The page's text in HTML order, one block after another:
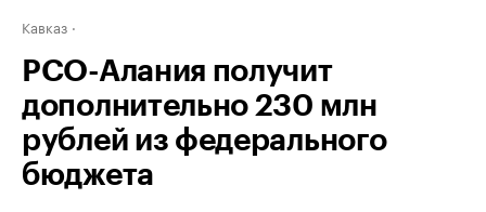
Кавказ
РСО-Алания получит
дополнительно 230 млн
рублей из федерального
бюджета